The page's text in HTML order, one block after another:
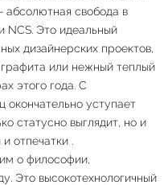
абсолютная свобода в
NCS. Это идеальный
дизайнерских проектов,
или нежный теплый
этого года. С
окончательно уступает
статусно выглядит, но и
отпечатки .
о философии,
Это высокотехнологичный